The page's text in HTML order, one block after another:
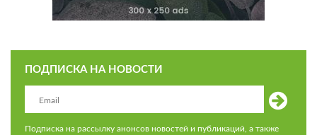
ПОДПИСКА НА НОВОСТИ
Подписка на рассылку анонсов новостей и публикаций, а также